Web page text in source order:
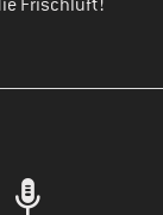
Frischluft!